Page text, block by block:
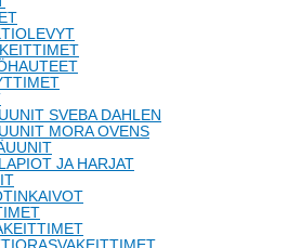
SVEBA DAHLEN
MORA OVENS
JA HARJAT